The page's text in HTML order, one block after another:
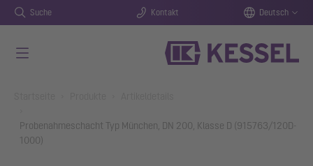
Suche Kontakt Deutsch
Probenahmeschacht Typ München, DN 200, Klasse D (915763/120D-
1000)